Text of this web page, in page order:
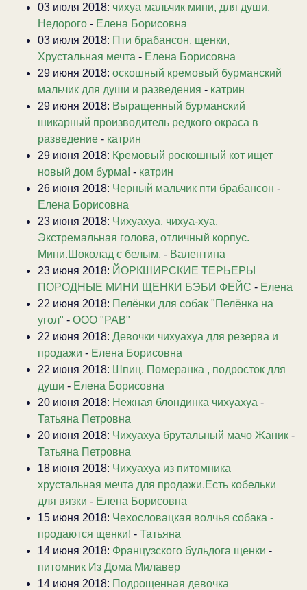
03 июля 2018: чихуа мальчик мини, для души.
Недорого - Елена Борисовна
03 июля 2018: Пти брабансон, щенки,
Хрустальная мечта - Елена Борисовна
29 июня 2018: оскошный кремовый бурманский
мальчик для души и разведения - катрин
29 июня 2018: Выращенный бурманский
шикарный производитель редкого окраса в
разведение - катрин
29 июня 2018: Кремовый роскошный кот ищет
новый дом бурма! - катрин
26 июня 2018: Черный мальчик пти брабансон -
Елена Борисовна
23 июня 2018: Чихуахуа, чихуа-хуа.
Экстремальная голова, отличный корпус.
Мини.Шоколад с белым. - Валентина
23 июня 2018: ЙОРКШИРСКИЕ ТЕРЬЕРЫ
ПОРОДНЫЕ МИНИ ЩЕНКИ БЭБИ ФЕЙС - Елена
22 июня 2018: Пелёнки для собак "Пелёнка на
угол" - ООО "РАВ"
22 июня 2018: Девочки чихуахуа для резерва и
продажи - Елена Борисовна
22 июня 2018: Шпиц. Померанка , подросток для
души - Елена Борисовна
20 июня 2018: Нежная блондинка чихуахуа -
Татьяна Петровна
20 июня 2018: Чихуахуа брутальный мачо Жаник -
Татьяна Петровна
18 июня 2018: Чихуахуа из питомника
хрустальная мечта для продажи.Есть кобельки
для вязки - Елена Борисовна
15 июня 2018: Чехословацкая волчья собака -
продаются щенки! - Татьяна
14 июня 2018: Французского бульдога щенки -
питомник Из Дома Милавер
14 июня 2018: Подрощенная девочка